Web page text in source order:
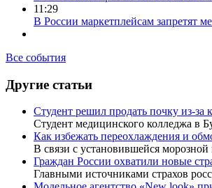
11:29
В России маркетплейсам запретят
Все события
Другие статьи
Студент решил продать почку из-за
Студент медицинского колледжа в
Как избежать переохлаждения и
В связи с установившейся
Граждан России охватили новые
Главными источниками страхов